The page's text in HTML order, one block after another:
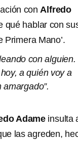
conAlfredo
qué hablar con
Primera Mano’.
con alguien.
a quién voy a
Adame insulta
las agreden,